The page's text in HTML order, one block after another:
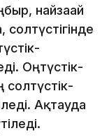
найзағай
Оңтүстік-
солтүстік-
Ақтауда